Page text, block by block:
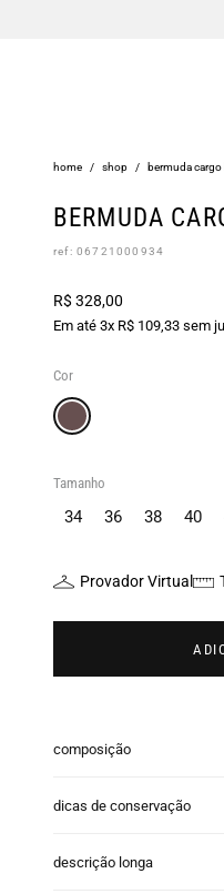
home / shop / bermuda
BERMUDA
ref: 06721000934
R$ 328,00
Em até 3x R$ 109,33 sem
Cor
Tamanho
34 36 38 40
Provador Virtual
composição
dicas de conservação
descrição longa